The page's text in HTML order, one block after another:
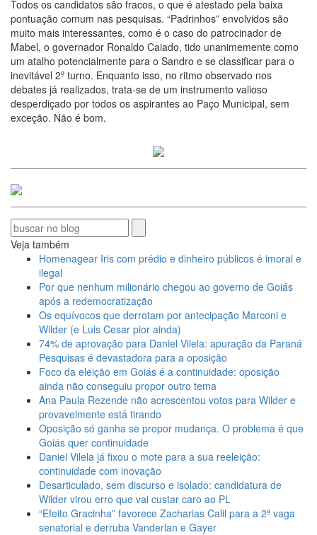
Todos os candidatos são fracos, o que é atestado pela baixa
pontuação comum nas pesquisas. “Padrinhos” envolvidos são
muito mais interessantes, como é o caso do patrocinador de
Mabel, o governador Ronaldo Caiado, tido unanimemente como
um atalho potencialmente para o Sandro e se classificar para o
inevitável 2º turno. Enquanto isso, no ritmo observado nos
debates já realizados, trata-se de um instrumento valioso
desperdiçado por todos os aspirantes ao Paço Municipal, sem
exceção. Não é bom.
Veja também
Homenagear Iris com prédio e dinheiro públicos é imoral e
ilegal
Por que nenhum milionário chegou ao governo de Goiás
após a redemocratização
Os equívocos que derrotam por antecipação Marconi e
Wilder (e Luis Cesar pior ainda)
74% de aprovação para Daniel Vilela: apuração da Paraná
Pesquisas é devastadora para a oposição
Foco da eleição em Goiás é a continuidade: oposição
ainda não conseguiu propor outro tema
Ana Paula Rezende não acrescentou votos para Wilder e
provavelmente está tirando
Oposição só ganha se propor mudança. O problema é que
Goiás quer continuidade
Daniel Vilela já fixou o mote para a sua reeleição:
continuidade com inovação
Desarticulado, sem discurso e isolado: candidatura de
Wilder virou erro que vai custar caro ao PL
“Efeito Gracinha” favorece Zacharias Calil para a 2ª vaga
senatorial e derruba Vanderlan e Gayer